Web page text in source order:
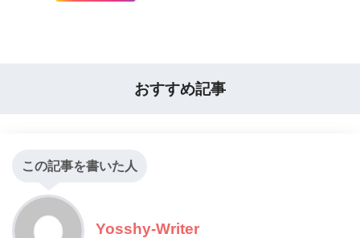
おすすめ記事
この記事を書いた人
Yosshy-Writer